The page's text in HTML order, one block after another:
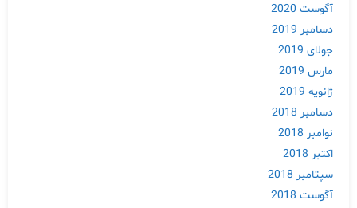
آگوست 2020
دسامبر 2019
جولای 2019
مارس 2019
ژانویه 2019
دسامبر 2018
نوامبر 2018
اکتبر 2018
سپتامبر 2018
آگوست 2018